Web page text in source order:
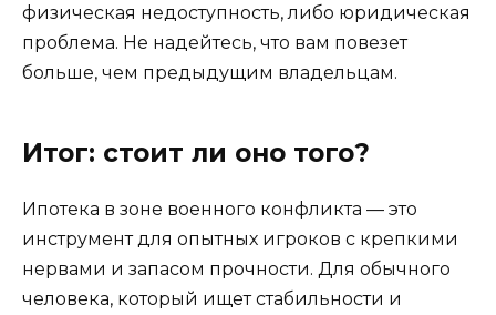
физическая недоступность, либо юридическая
проблема. Не надейтесь, что вам повезет
больше, чем предыдущим владельцам.
Итог: стоит ли оно того?
Ипотека в зоне военного конфликта — это
инструмент для опытных игроков с крепкими
нервами и запасом прочности. Для обычного
человека, который ищет стабильности и